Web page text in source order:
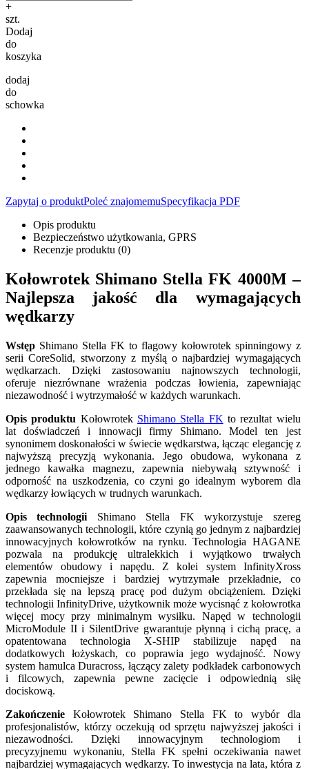
+
szt.
Dodaj
do
koszyka
dodaj
do
schowka
Zapytaj o produktPoleć znajomemuSpecyfikacja PDF
Opis produktu
Bezpieczeństwo użytkowania, GPRS
Recenzje produktu (0)
Kołowrotek Shimano Stella FK 4000M –
Najlepsza jakość dla wymagających
wędkarzy
Wstęp Shimano Stella FK to flagowy kołowrotek spinningowy z
serii CoreSolid, stworzony z myślą o najbardziej wymagających
wędkarzach. Dzięki zastosowaniu najnowszych technologii,
oferuje niezrównane wrażenia podczas łowienia, zapewniając
niezawodność i wytrzymałość w każdych warunkach.
Opis produktu Kołowrotek Shimano Stella FK to rezultat wielu
lat doświadczeń i innowacji firmy Shimano. Model ten jest
synonimem doskonałości w świecie wędkarstwa, łącząc elegancję z
najwyższą precyzją wykonania. Jego obudowa, wykonana z
jednego kawałka magnezu, zapewnia niebywałą sztywność i
odporność na uszkodzenia, co czyni go idealnym wyborem dla
wędkarzy łowiących w trudnych warunkach.
Opis technologii Shimano Stella FK wykorzystuje szereg
zaawansowanych technologii, które czynią go jednym z najbardziej
innowacyjnych kołowrotków na rynku. Technologia HAGANE
pozwala na produkcję ultralekkich i wyjątkowo trwałych
elementów obudowy i napędu. Z kolei system InfinityXross
zapewnia mocniejsze i bardziej wytrzymałe przekładnie, co
przekłada się na lepszą pracę pod dużym obciążeniem. Dzięki
technologii InfinityDrive, użytkownik może wycisnąć z kołowrotka
więcej mocy przy minimalnym wysiłku. Napęd w technologii
MicroModule II i SilentDrive gwarantuje płynną i cichą pracę, a
opatentowana technologia X-SHIP stabilizuje napęd na
dodatkowych łożyskach, co poprawia jego wydajność. Nowy
system hamulca Duracross, łączący zalety podkładek carbonowych
i filcowych, zapewnia pewne zacięcie i odpowiednią siłę
dociskową.
Zakończenie Kołowrotek Shimano Stella FK to wybór dla
profesjonalistów, którzy oczekują od sprzętu najwyższej jakości i
niezawodności. Dzięki innowacyjnym technologiom i
precyzyjnemu wykonaniu, Stella FK spełni oczekiwania nawet
najbardziej wymagających wędkarzy. To inwestycja na lata, która z